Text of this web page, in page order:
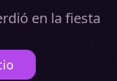
en la fiesta